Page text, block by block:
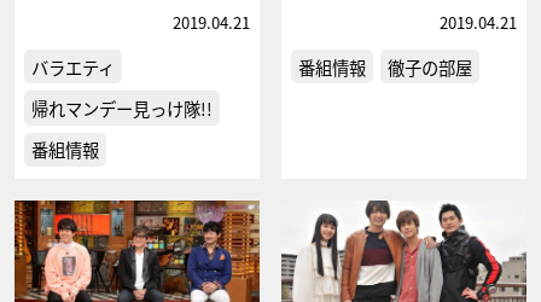
2019.04.21
バラエティ
帰れマンデー見っけ隊!!
番組情報
2019.04.21
番組情報 徹子の部屋